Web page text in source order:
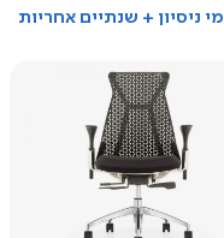
רגיל
צפייה
מהירה